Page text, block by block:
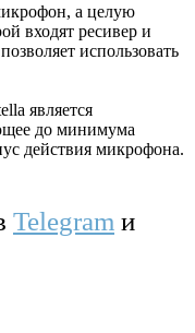
а целую
входят ресивер и
использовать
является
до минимума
действия микрофона.
Telegram и